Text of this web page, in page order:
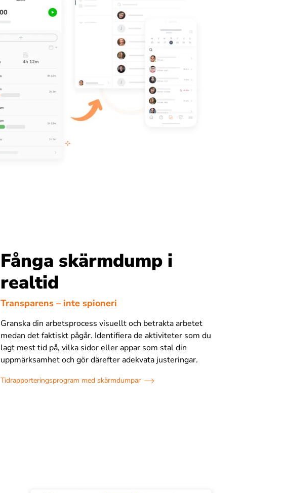
Fånga skärmdump i
realtid
Transparens – inte spioneri
Granska din arbetsprocess visuellt och betrakta arbetet
medan det faktiskt pågår. Identifiera de aktiviteter som du
lagt mest tid på, vilka sidor eller appar som stal din
uppmärksamhet och gör därefter adekvata justeringar.
Tidrapporteringsprogram med skärmdumpar